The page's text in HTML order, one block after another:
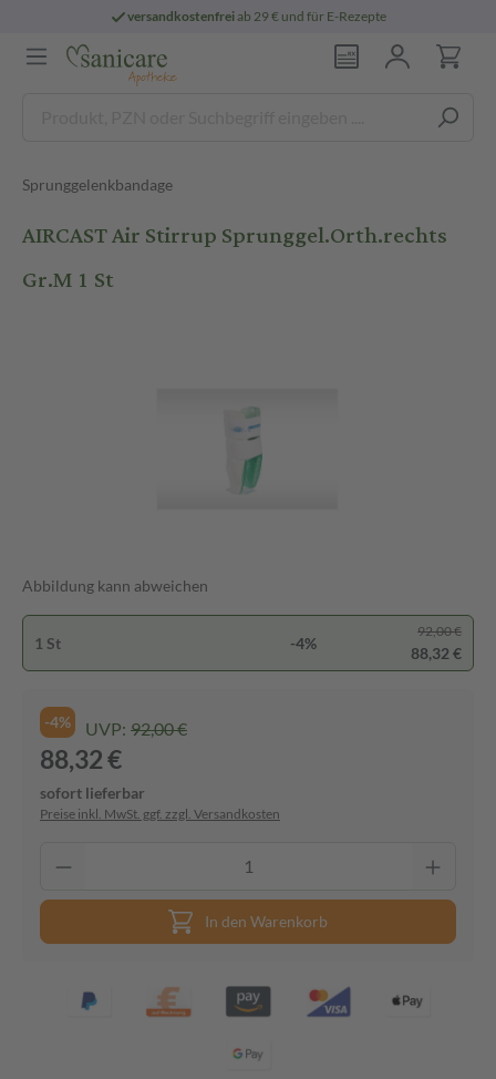
versandkostenfreiab 29 € und für E-Rezepte
Sprunggelenkbandage
AIRCAST Air Stirrup Sprunggel.Orth.rechts
Gr.M 1 St
Abbildung kann abweichen
1 St -4%
92,00 €
88,32 €
-4% UVP: 92,00 €
88,32 €
sofort lieferbar
Preise inkl. MwSt. ggf. zzgl. Versandkosten
In den Warenkorb